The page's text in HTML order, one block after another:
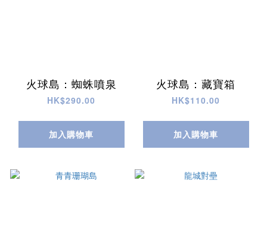
火球島：蜘蛛噴泉
HK$290.00
加入購物車
火球島：藏寶箱
HK$110.00
加入購物車